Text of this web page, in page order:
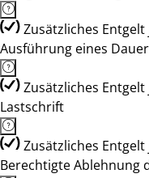
Zusätzliches
Ausführung eines
Zusätzliches
Lastschrift
Zusätzliches
Berechtigte Ablehnung